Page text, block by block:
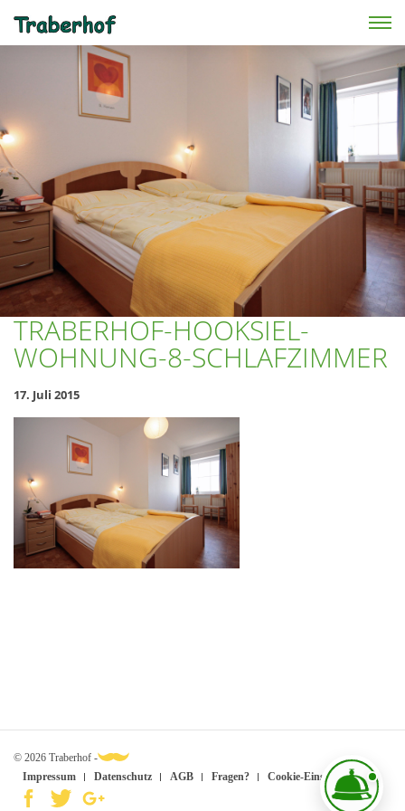
Skip to main content
TRABERHOF-HOOKSIEL-
WOHNUNG-8-SCHLAFZIMMER
17. Juli 2015
© 2026 Traberhof -
Impressum
Datenschutz AGB Fragen? Cookie-Einstellungen